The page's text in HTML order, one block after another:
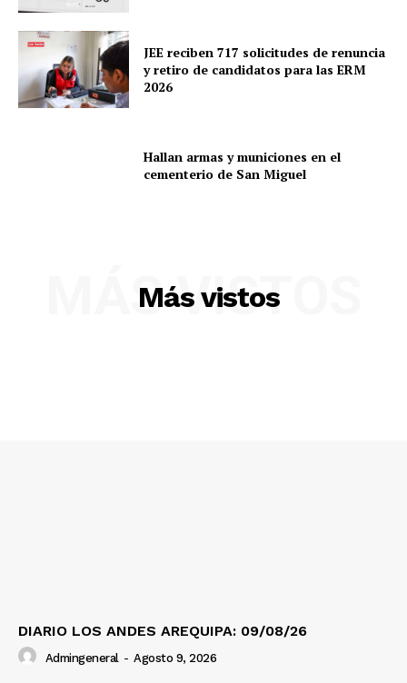
JEE reciben 717 solicitudes de renuncia
y retiro de candidatos para las ERM
2026
Hallan armas y municiones en el
cementerio de San Miguel
Más vistos
MÁS VISTOS
DIARIO LOS ANDES AREQUIPA: 09/08/26
Admingeneral - Agosto 9, 2026